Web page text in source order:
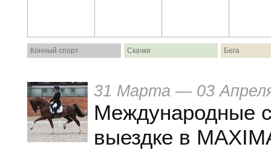
Конный спорт Скачки Бега
31 Марта — 03
Международные
выездке в